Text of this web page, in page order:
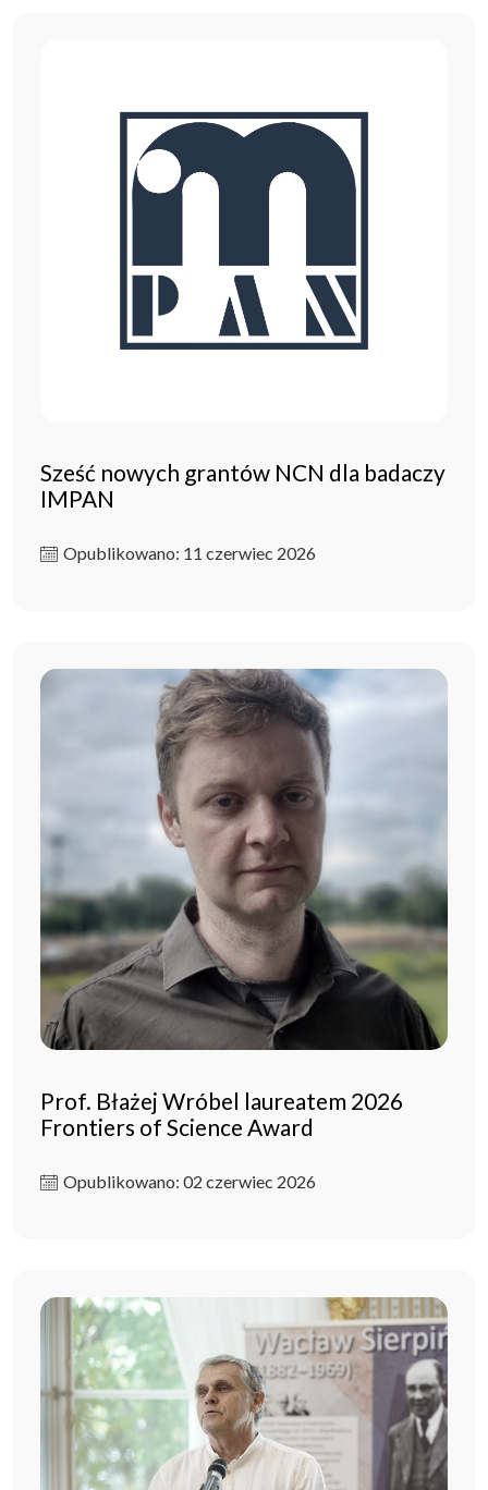
Sześć nowych grantów NCN dla badaczy
IMPAN
Opublikowano: 11 czerwiec 2026
Prof. Błażej Wróbel laureatem 2026
Frontiers of Science Award
Opublikowano: 02 czerwiec 2026